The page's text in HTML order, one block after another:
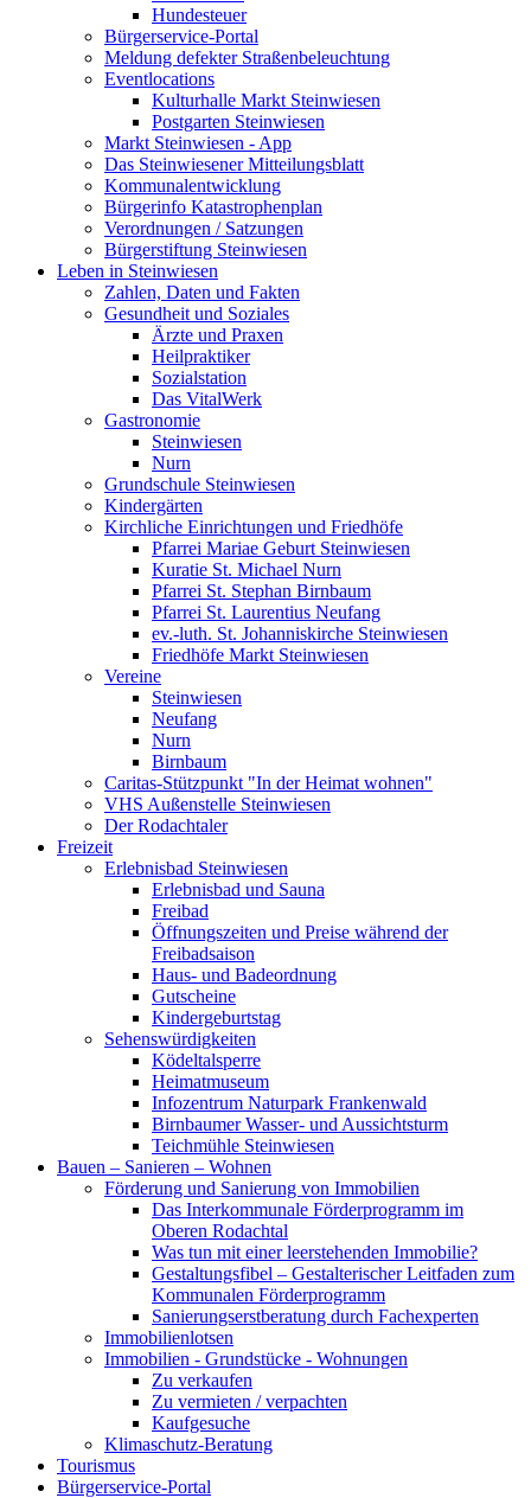
Hundesteuer
Bürgerservice-Portal
Meldung defekter Straßenbeleuchtung
Eventlocations
Kulturhalle Markt Steinwiesen
Postgarten Steinwiesen
Markt Steinwiesen - App
Das Steinwiesener Mitteilungsblatt
Kommunalentwicklung
Bürgerinfo Katastrophenplan
Verordnungen / Satzungen
Bürgerstiftung Steinwiesen
Leben in Steinwiesen
Zahlen, Daten und Fakten
Gesundheit und Soziales
Ärzte und Praxen
Heilpraktiker
Sozialstation
Das VitalWerk
Gastronomie
Steinwiesen
Nurn
Grundschule Steinwiesen
Kindergärten
Kirchliche Einrichtungen und Friedhöfe
Pfarrei Mariae Geburt Steinwiesen
Kuratie St. Michael Nurn
Pfarrei St. Stephan Birnbaum
Pfarrei St. Laurentius Neufang
ev.-luth. St. Johanniskirche Steinwiesen
Friedhöfe Markt Steinwiesen
Vereine
Steinwiesen
Neufang
Nurn
Birnbaum
Caritas-Stützpunkt "In der Heimat wohnen"
VHS Außenstelle Steinwiesen
Der Rodachtaler
Freizeit
Erlebnisbad Steinwiesen
Erlebnisbad und Sauna
Freibad
Öffnungszeiten und Preise während der
Freibadsaison
Haus- und Badeordnung
Gutscheine
Kindergeburtstag
Sehenswürdigkeiten
Ködeltalsperre
Heimatmuseum
Infozentrum Naturpark Frankenwald
Birnbaumer Wasser- und Aussichtsturm
Teichmühle Steinwiesen
Bauen – Sanieren – Wohnen
Förderung und Sanierung von Immobilien
Das Interkommunale Förderprogramm im
Oberen Rodachtal
Was tun mit einer leerstehenden Immobilie?
Gestaltungsfibel – Gestalterischer Leitfaden zum
Kommunalen Förderprogramm
Sanierungserstberatung durch Fachexperten
Immobilienlotsen
Immobilien - Grundstücke - Wohnungen
Zu verkaufen
Zu vermieten / verpachten
Kaufgesuche
Klimaschutz-Beratung
Tourismus
Bürgerservice-Portal